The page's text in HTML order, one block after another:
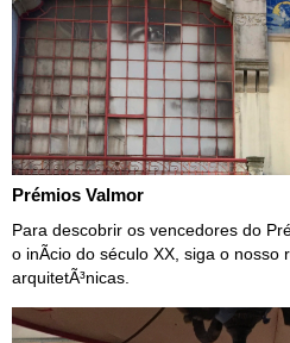
Prémios Valmor
Para descobrir os vencedores do
o inÃ­cio do século XX, siga o nosso
arquitetÃ³nicas.